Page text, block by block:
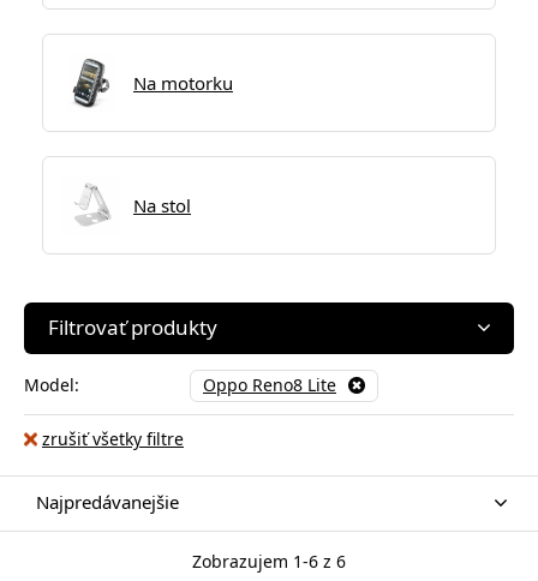
Na motorku
Na stol
Filtrovať produkty
Model: Oppo Reno8 Lite
zrušiť všetky filtre
Najpredávanejšie
Zobrazujem 1-6 z 6